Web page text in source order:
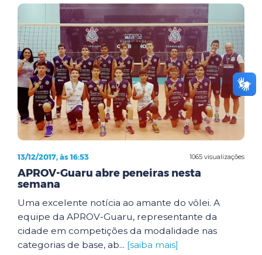
1065 visualizações
13/12/2017, às 16:53
APROV-Guaru abre peneiras nesta
semana
Uma excelente notícia ao amante do vôlei. A
equipe da APROV-Guaru, representante da
cidade em competições da modalidade nas
categorias de base, ab... [saiba mais]